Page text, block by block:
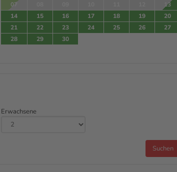
07
13
14
15 16 17 18 19
20
21
22 23 24 25 26
27
28
29 30
Erwachsene
Suchen